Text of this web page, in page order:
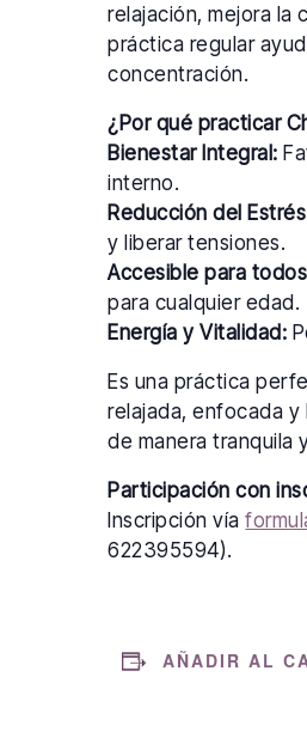
relajación, mejora la
práctica regular
concentración.
¿Por qué practicar
Bienestar Integral:
interno.
Reducción del
y liberar tensiones.
Accesible para
para cualquier edad.
Energía y Vitalidad:
Es una práctica
relajada, enfocada
de manera tranquila
Participación con
Inscripción vía
622395594).
AÑADIR AL